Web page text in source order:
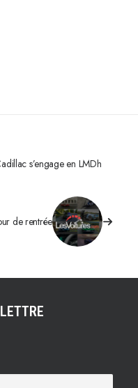
s’engage en LMDh
de rentrée